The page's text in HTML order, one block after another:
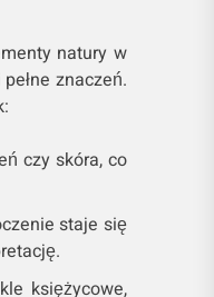
natury w
znaczeń.
czy skóra, co
staje się
księżycowe,